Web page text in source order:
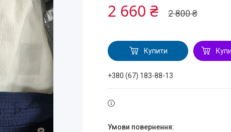
2 800 ₴
2 660 ₴
Купити
+380 (67) 183-88-13